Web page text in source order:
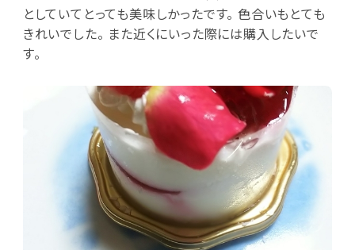
としていてとっても美味しかったです。 色合いもとても
きれいでした。 また近くにいった際には購入したいで
す。